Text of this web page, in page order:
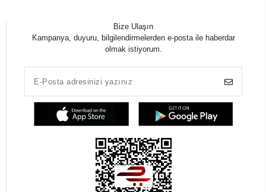
Bize Ulaşın
Kampanya, duyuru, bilgilendirmelerden e-posta ile haberdar
olmak istiyorum.